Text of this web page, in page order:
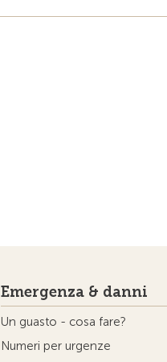
Emergenza & danni
Un guasto - cosa fare?
Numeri per urgenze